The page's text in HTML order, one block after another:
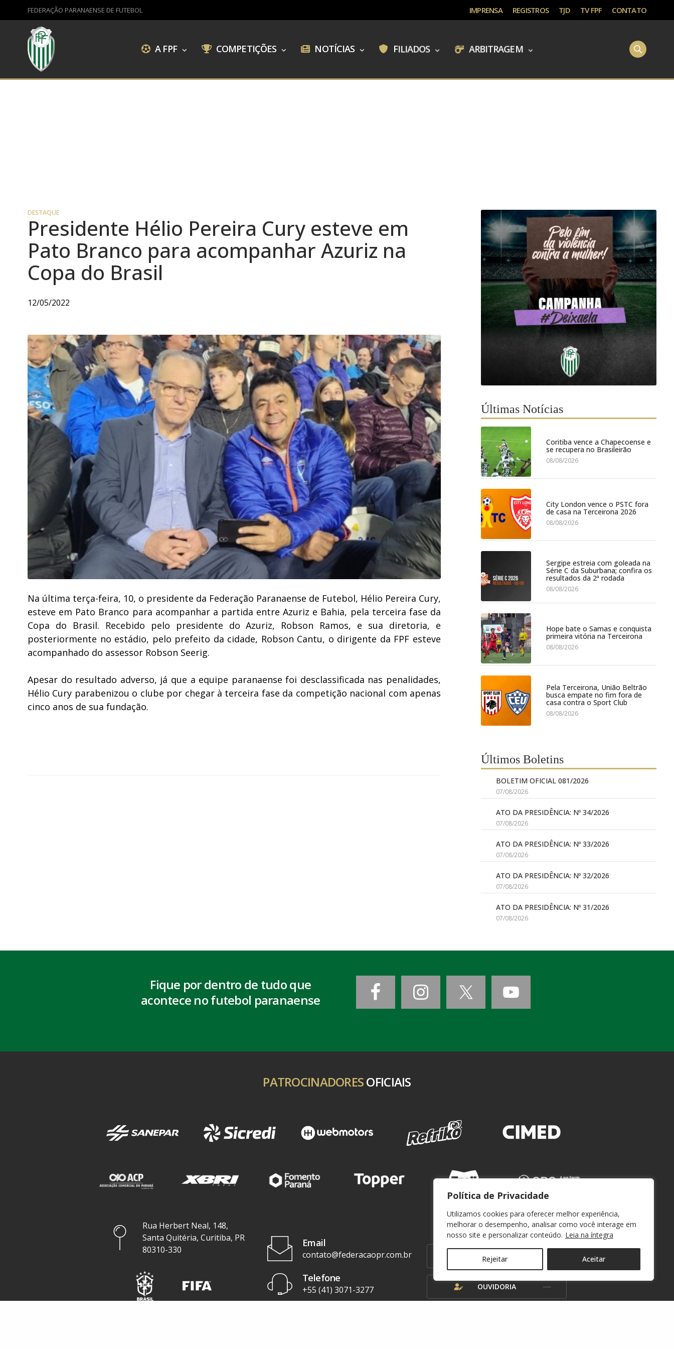
Política de Privacidade
Utilizamos cookies para oferecer melhor experiência,
melhorar o desempenho, analisar como você interage em
nosso site e personalizar conteúdo. Leia na íntegra
Rejeitar Aceitar
FEDERAÇÃO PARANAENSE DE FUTEBOL IMPRENSA REGISTROS TJD TV FPF CONTATO
A FPF COMPETIÇÕES NOTÍCIAS FILIADOS ARBITRAGEM
DESTAQUE
Presidente Hélio Pereira Cury esteve em
Pato Branco para acompanhar Azuriz na
Copa do Brasil
12/05/2022
Na última terça-feira, 10, o presidente da Federação Paranaense de Futebol, Hélio Pereira Cury,
esteve em Pato Branco para acompanhar a partida entre Azuriz e Bahia, pela terceira fase da
Copa do Brasil. Recebido pelo presidente do Azuriz, Robson Ramos, e sua diretoria, e
posteriormente no estádio, pelo prefeito da cidade, Robson Cantu, o dirigente da FPF esteve
acompanhado do assessor Robson Seerig.
Apesar do resultado adverso, já que a equipe paranaense foi desclassificada nas penalidades,
Hélio Cury parabenizou o clube por chegar à terceira fase da competição nacional com apenas
cinco anos de sua fundação.
Últimas Notícias
Coritiba vence a Chapecoense e
se recupera no Brasileirão
08/08/2026
City London vence o PSTC fora
de casa na Terceirona 2026
08/08/2026
Sergipe estreia com goleada na
Série C da Suburbana; confira os
resultados da 2ª rodada
08/08/2026
Hope bate o Samas e conquista
primeira vitória na Terceirona
08/08/2026
Pela Terceirona, União Beltrão
busca empate no fim fora de
casa contra o Sport Club
08/08/2026
Últimos Boletins
BOLETIM OFICIAL 081/2026
07/08/2026
ATO DA PRESIDÊNCIA: Nº 34/2026
07/08/2026
ATO DA PRESIDÊNCIA: Nº 33/2026
07/08/2026
ATO DA PRESIDÊNCIA: Nº 32/2026
07/08/2026
ATO DA PRESIDÊNCIA: Nº 31/2026
07/08/2026
Fique por dentro de tudo que
acontece no futebol paranaense
PATROCINADORESOFICIAIS
Rua Herbert Neal, 148,
Santa Quitéria, Curitiba, PR
80310-330
Email
contato@federacaopr.com.br
Telefone
+55 (41) 3071-3277
WEBMAIL
OUVIDORIA